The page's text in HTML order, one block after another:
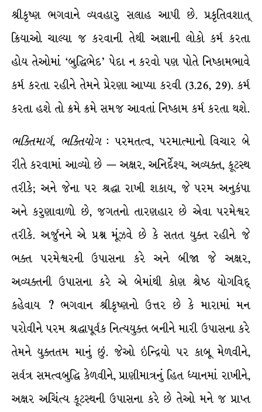
શ્રીકૃષ્ણ ભગવાને વ્યવહારુ સલાહ આપી છે. પ્રકૃતિવશાત્
ક્રિયાઓ ચાલ્યા જ કરવાની તેથી અજ્ઞાની લોકો કર્મ કરતા
હોય તેઓમાં ‘બુદ્ધિભેદ’ પેદા ન કરવો પણ પોતે નિષ્કામભાવે
કર્મ કરતા રહીને તેમને પ્રેરણા આપ્યા કરવી (3.26, 29). કર્મ
કરતા હશે તો ક્રમે ક્રમે સમજ આવતાં નિષ્કામ કર્મ કરતા થશે.
ભક્તિમાર્ગ, ભક્તિયોગ: પરમતત્વ, પરમાત્માનો વિચાર બે
રીતે કરવામાં આવ્યો છે — અક્ષર, અનિર્દેશ્ય, અવ્યક્ત, કૂટસ્થ
તરીકે; અને જેના પર શ્રદ્ધા રાખી શકાય, જે પરમ અનુકંપા
અને કરુણાવાળો છે, જગતનો તારણહાર છે એવા પરમેશ્વર
તરીકે. અર્જુનને એ પ્રશ્ન મૂંઝવે છે કે સતત યુક્ત રહીને જે
ભક્ત પરમેશ્વરની ઉપાસના કરે અને બીજા જે અક્ષર,
અવ્યક્તની ઉપાસના કરે એ બેમાંથી કોણ શ્રેષ્ઠ યોગવિદ્
કહેવાય ? ભગવાન શ્રીકૃષ્ણનો ઉત્તર છે કે મારામાં મન
પરોવીને પરમ શ્રદ્ધાપૂર્વક નિત્યયુક્ત બનીને મારી ઉપાસના કરે
તેમને યુક્તતમ માનું છું. જેઓ ઇન્દ્રિયો પર કાબૂ મેળવીને,
સર્વત્ર સમત્વબુદ્ધિ કેળવીને, પ્રાણીમાત્રનું હિત ધ્યાનમાં રાખીને,
અક્ષર અચિંત્ય કૂટસ્થની ઉપાસના કરે છે તેઓ મને જ પ્રાપ્ત